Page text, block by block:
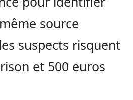
source
suspects risquent
et 500 euros